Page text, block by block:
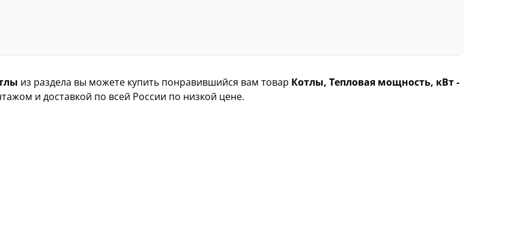
из раздела вы можете купить понравившийся вам товар Котлы, Тепловая мощность, кВт -
и доставкой по всей России по низкой цене.